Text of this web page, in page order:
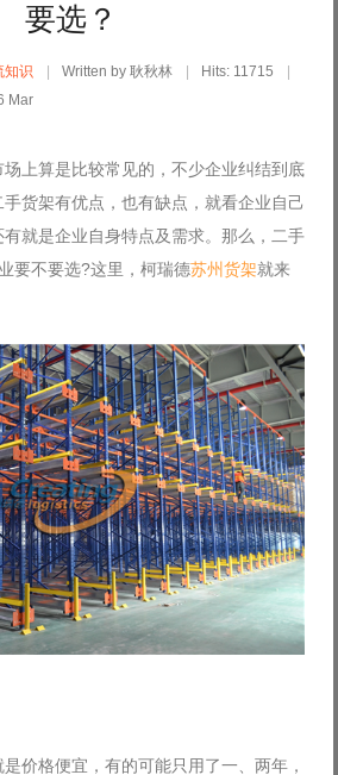
要选？
知识 Written by 耿秋林
Hits: 11715
Mar
上算是比较常见的，不少企业纠结到底
货架有优点，也有缺点，就看企业自己
就是企业自身特点及需求。那么，二手
要不要选?这里，柯瑞德苏州货架就来
价格便宜，有的可能只用了一、两年，